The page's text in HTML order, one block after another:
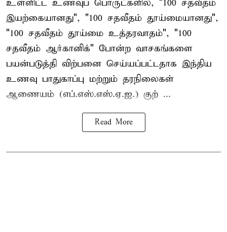
உள்ளிட்ட உணவுப் பொருட்களில், "100 சதவீதம்
இயற்கையானது", "100 சதவீதம் தூய்மையானது",
"100 சதவீதம் தூய்மை உத்தரவாதம்", "100
சதவீதம் ஆர்கானிக்" போன்ற வாசகங்களை
பயன்படுத்தி விற்பனை செய்யப்பட்டதாக இந்திய
உணவு பாதுகாப்பு மற்றும் தரநிலைகள்
ஆணையம் (எப்.எஸ்.எஸ்.ஏ.ஐ.) குற் ...
Read More